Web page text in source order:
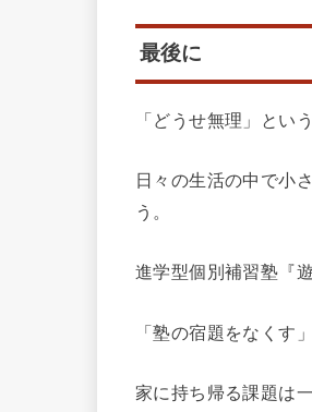
最後に
「どうせ無理」とい
日々の生活の中で小
う。
進学型個別補習塾『
「塾の宿題をなくす
家に持ち帰る課題は